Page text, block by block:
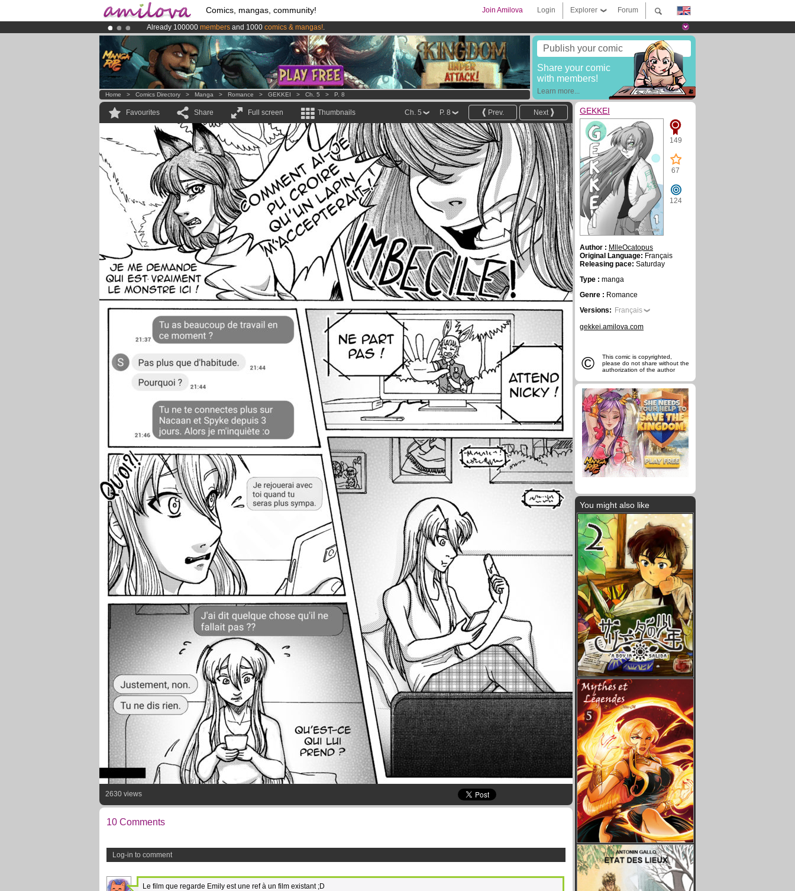
Comics, mangas, community! Forum
Explorer
Login
Join Amilova
Already 100000 members and 1000 comics & mangas!.
AmilovaKickstarter is now LIVE!.
Premium membership from3.95 euros per month !Get membership now
Publish your comic
Share your comic
with members!
Learn more...
Home > Comics Directory > Manga > Romance > GEKKEI > Ch. 5 > P. 8
Favourites Share Full screen Thumbnails Next
Prev.
P. 8
Ch. 5
2630 views
10 Comments
Log-in to comment
Le film que regarde Emily est une ref à un film existant ;D
GEKKEI
149
67
124
Author : MlleOcatopus
Original Language: Français
Releasing pace: Saturday
Type : manga
Genre : Romance
Versions: Français
gekkei.amilova.com
©
This comic is copyrighted,
please do not share without the
authorization of the author
You might also like